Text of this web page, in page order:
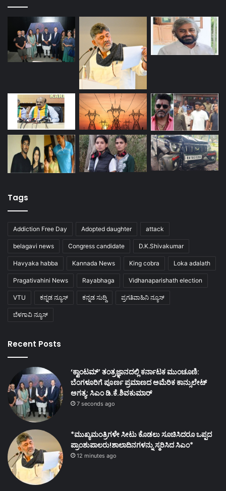
Tags
Addiction Free Day Adopted daughter attack
belagavi news Congress candidate D.K.Shivakumar
Havyaka habba Kannada News King cobra Loka adalath
Pragativahini News Rayabhaga Vidhanaparishath election
VTU ಕನ್ನಡ ನ್ಯೂಸ್ ಕನ್ನಡ ಸುದ್ದಿ ಪ್ರಗತಿವಾಹಿನಿ ನ್ಯೂಸ್
ಬೆಳಗಾವಿ ನ್ಯೂಸ್
Recent Posts
‘ಕ್ವಾಂಟಮ್’ ತಂತ್ರಜ್ಞಾನದಲ್ಲಿ ಕರ್ನಾಟಕ ಮುಂಚೂಣಿ:
ಬೆಂಗಳೂರಿಗೆ ಪೂರ್ಣ ಪ್ರಮಾಣದ ಅಮೆರಿಕ ಕಾನ್ಸುಲೇಟ್
ಅಗತ್ಯ: ಸಿಎಂ ಡಿ.ಕೆ.ಶಿವಕುಮಾರ್
7 seconds ago
*ಮುಖ್ಯಮಂತ್ರಿಗಳೇ ಸೀಟು ಕೊಡಲು ಸೂಚಿಸಿದರೂ ಒಪ್ಪದ
ಪ್ರಾಂಶುಪಾಲರು!ಶಾಲಾದಿನಗಳನ್ನು ಸ್ಮರಿಸಿದ ಸಿಎಂ*
12 minutes ago